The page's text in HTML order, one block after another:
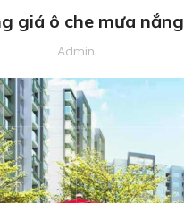
giá ô che mưa nắng
Admin